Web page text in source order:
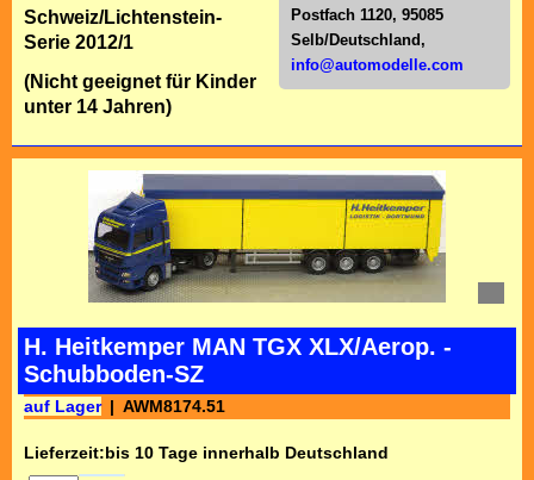
Postfach 1120, 95085
Selb/Deutschl and,
info@automodelle.com
Schweiz/Lichtenstein-
Serie 2012/1
(Nicht geeignet für Kinder
unter 14 Jahren)
H. Heitkemper MAN TGX XLX/Aerop. -
Schubboden-SZ
auf Lager AWM8174.51
Lieferzeit:bis 10 Tage innerhalb Deutschland